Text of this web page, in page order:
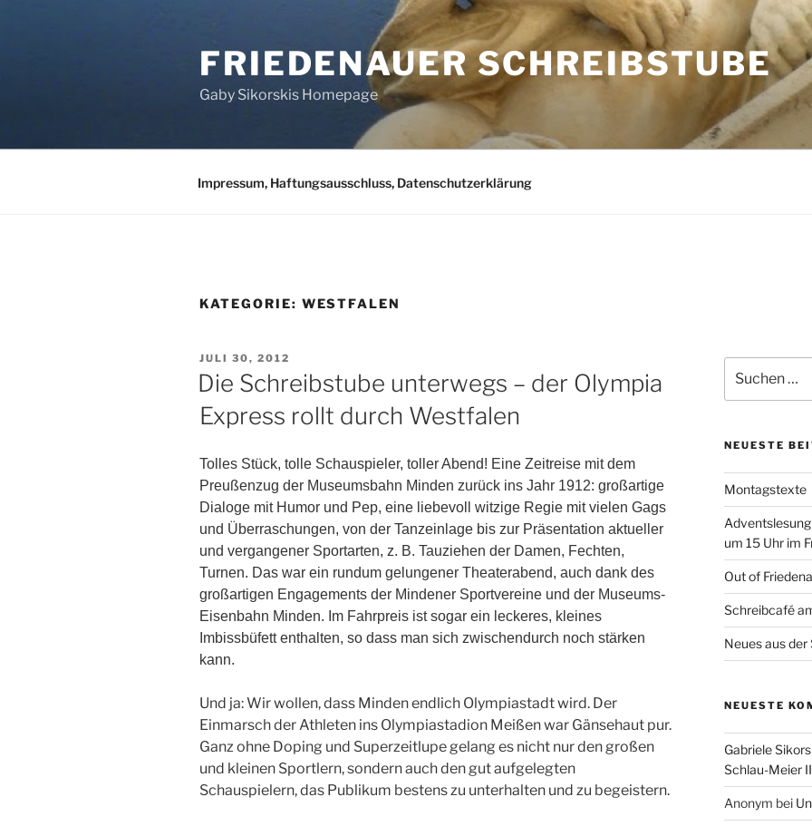
FRIEDENAUER SCHREIBSTUBE
Gaby Sikorskis Homepage
Impressum, Haftungsausschluss, Datenschutzerklärung
KATEGORIE: WESTFALEN
VERÖFFENTLICHT
AM
JULI 30, 2012
Die Schreibstube unterwegs – der Olympia
Express rollt durch Westfalen
Tolles Stück, tolle Schauspieler, toller Abend! Eine Zeitreise mit dem
Preußenzug der Museumsbahn Minden zurück ins Jahr 1912: großartige
Dialoge mit Humor und Pep, eine liebevoll witzige Regie mit vielen Gags
und Überraschungen, von der Tanzeinlage bis zur Präsentation aktueller
und vergangener Sportarten, z. B. Tauziehen der Damen, Fechten,
Turnen. Das war ein rundum gelungener Theaterabend, auch dank des
großartigen Engagements der Mindener Sportvereine und der Museums-
Eisenbahn Minden. Im Fahrpreis ist sogar ein leckeres, kleines
Imbissbüfett enthalten, so dass man sich zwischendurch noch stärken
kann.
Und ja: Wir wollen, dass Minden endlich Olympiastadt wird. Der
Einmarsch der Athleten ins Olympiastadion Meißen war Gänsehaut pur.
Ganz ohne Doping und Superzeitlupe gelang es nicht nur den großen
und kleinen Sportlern, sondern auch den gut aufgelegten
Schauspielern, das Publikum bestens zu unterhalten und zu begeistern.
nach:
NEUESTE
Montagstexte
um 15 Uhr im
Out of
Schreibcafé
Neues aus
NEUESTE
Gabriele
Schlau-Meier II
Anonym bei